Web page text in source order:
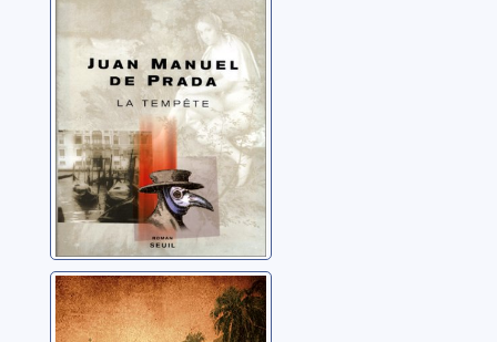
Prada, Juan Manuel de
Mourir sous ton
ciel